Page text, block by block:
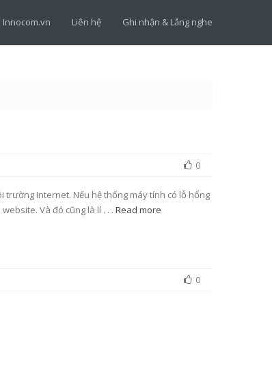
Innocom.vn Liên hệ Ghi nhận & Lắng nghe
0
Internet. Nếu hệ thống máy tính có lỗ hổng
Và đó cũng là lí . . . Read more
0